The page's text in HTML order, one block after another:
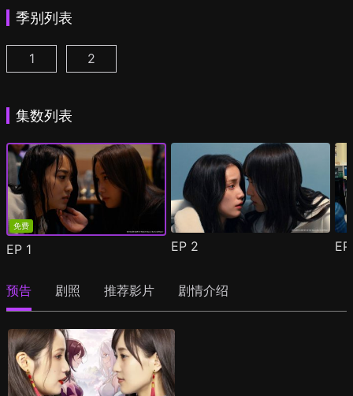
季别列表
追踪者游戏W 职权骚扰的上司是我的前女友 第1集
1 追踪者游戏W2 绮丽的天女们 第1集
2
集数列表
免费
EP 1 EP 2
预告 剧照 推荐影片 剧情介绍